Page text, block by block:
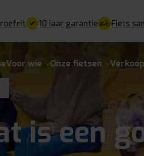
10 jaar garantie Fiets
Voor wie Onze fietsen
is een